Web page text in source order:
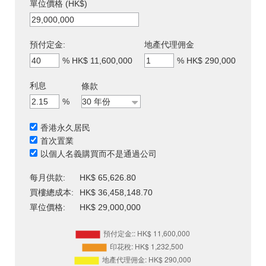
單位價格 (HK$)
預付定金:
% HK$ 11,600,000
地產代理佣金
% HK$ 290,000
利息
%
條款
香港永久居民
首次置業
以個人名義購買而不是通過公司
每月供款:
HK$ 65,626.80
買樓總成本:
HK$ 36,458,148.70
單位價格:
HK$ 29,000,000